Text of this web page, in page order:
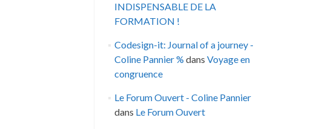
INDISPENSABLE DE LA
FORMATION !
Codesign-it: Journal of a journey -
Coline Pannier % dans Voyage en
congruence
Le Forum Ouvert - Coline Pannier
dans Le Forum Ouvert